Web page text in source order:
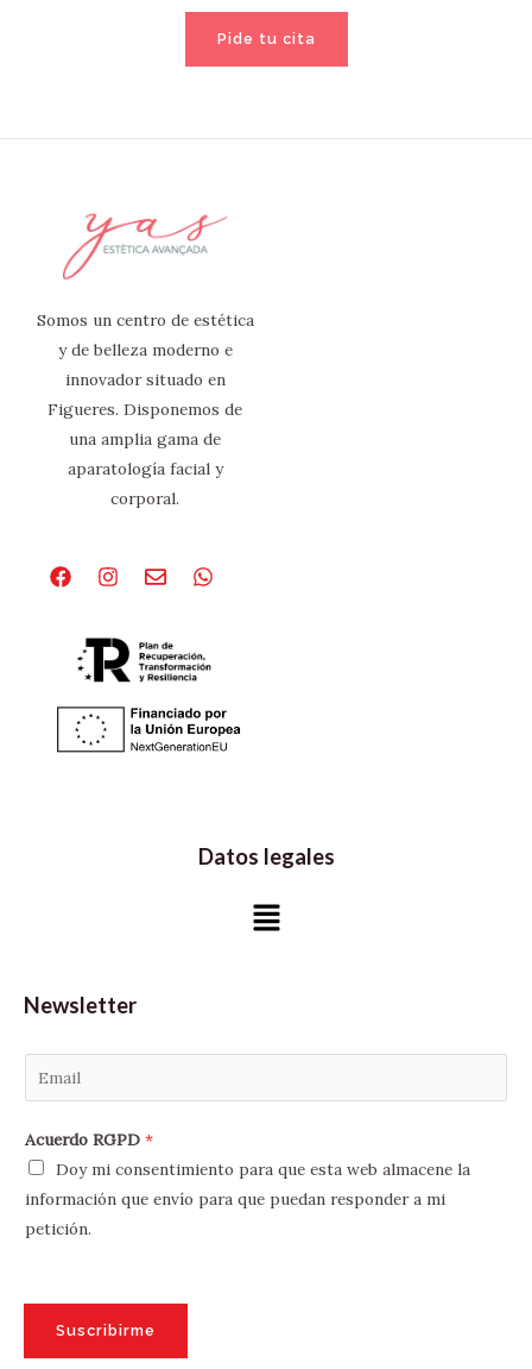
Pide tu cita
Somos un centro de estética
y de belleza moderno e
innovador situado en
Figueres. Disponemos de
una amplia gama de
aparatología facial y
corporal.
FacebookInstagram
EnvelopeWhatsapp
Datos legales
Menú
Newsletter
m
Acuerdo RGPD *
Doy mi consentimiento para que esta web almacene la
información que envío para que puedan responder a mi
petición.
Suscribirme